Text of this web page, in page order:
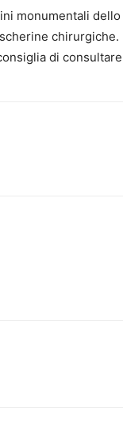
monumentali
chirurgiche.
di